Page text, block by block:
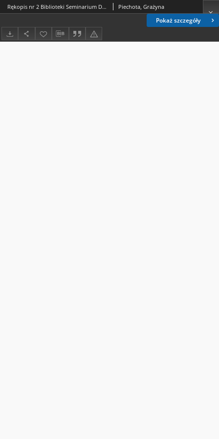
Pokaż szczegóły
Rękopis nr 2 Biblioteki Seminarium Duchownego Księży Marianów w Lublinie Piechota, Grażyna